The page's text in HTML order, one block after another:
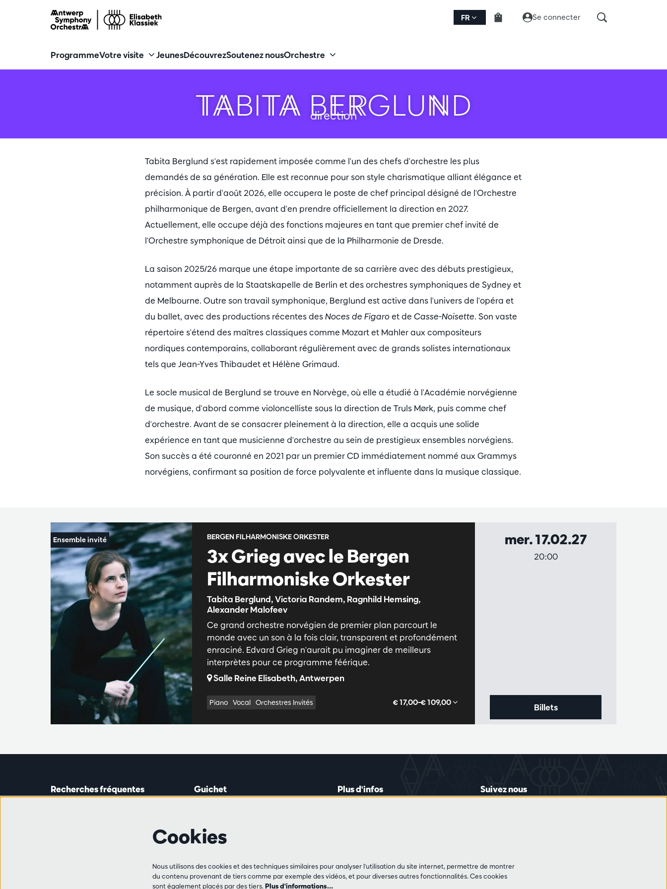
FR Se connecter
ProgrammeVotre visite JeunesDécouvrezSoutenez nousOrchestre
TABITA BERGLUND
direction
Tabita Berglund s'est rapidement imposée comme l'un des chefs d'orchestre les plus
demandés de sa génération. Elle est reconnue pour son style charismatique alliant élégance et
précision. À partir d'août 2026, elle occupera le poste de chef principal désigné de l'Orchestre
philharmonique de Bergen, avant d'en prendre officiellement la direction en 2027.
Actuellement, elle occupe déjà des fonctions majeures en tant que premier chef invité de
l'Orchestre symphonique de Détroit ainsi que de la Philharmonie de Dresde.
La saison 2025/26 marque une étape importante de sa carrière avec des débuts prestigieux,
notamment auprès de la Staatskapelle de Berlin et des orchestres symphoniques de Sydney et
de Melbourne. Outre son travail symphonique, Berglund est active dans l'univers de l'opéra et
du ballet, avec des productions récentes desNoces de Figaroet de Casse-Noisette. Son vaste
répertoire s'étend des maîtres classiques comme Mozart et Mahler aux compositeurs
nordiques contemporains, collaborant régulièrement avec de grands solistes internationaux
tels que Jean-Yves Thibaudet et Hélène Grimaud.
Le socle musical de Berglund se trouve en Norvège, où elle a étudié à l'Académie norvégienne
de musique, d'abord comme violoncelliste sous la direction de Truls Mørk, puis comme chef
d'orchestre. Avant de se consacrer pleinement à la direction, elle a acquis une solide
expérience en tant que musicienne d'orchestre au sein de prestigieux ensembles norvégiens.
Son succès a été couronné en 2021 par un premier CD immédiatement nommé aux Grammys
norvégiens, confirmant sa position de force polyvalente et influente dans la musique classique.
3x Grieg avec le Bergen
Filharmoniske Orkester
Tabita Berglund, Victoria Randem, Ragnhild Hemsing,
Alexander Malofeev
BERGEN FILHARMONISKE ORKESTER
Ce grand orchestre norvégien de premier plan parcourt le
monde avec un son à la fois clair, transparent et profondément
enraciné. Edvard Grieg n'aurait pu imaginer de meilleurs
interprètes pour ce programme féérique.
Salle Reine Elisabeth, Antwerpen
Piano Vocal Orchestres Invités € 17,00–€ 109,00
mer. 17.02.27
20:00
Billets
Recherches fréquentes
Travailler à l'Antwerp Symphony
Guichet
de 14h00 à 16h45
+32 (0)3 213 54 06
Plus d'infos Suivez nous
Cookies
Nous utilisons des cookies et des techniques similaires pour analyser l'utilisation du site internet, permettre de montrer
du contenu provenant de tiers comme par exemple des vidéos, et pour diverses autres fonctionnalités. Ces cookies
sont également placés par des tiers.Plus d'informations…